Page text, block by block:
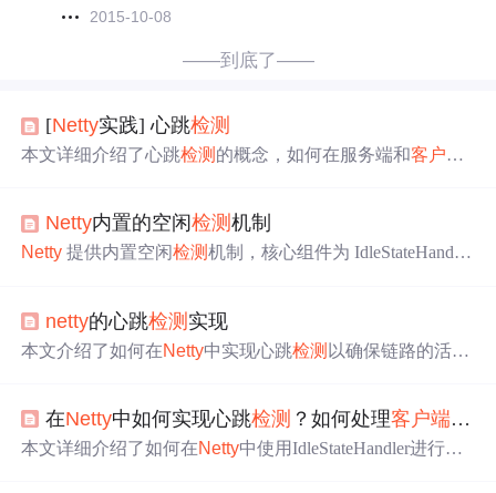
2015-10-08
——到底了——
[Netty实践] 心跳检测
本文详细介绍了心跳检测 的概念，如何在服务端和客户端
中实现服务端和服务端的客户端
过程和结果。
Netty内置的空闲检测机制
Netty 提供内置空闲检测机制，核心组件为 IdleStateHandle
了 客户端心跳和服务器端检测
在时间设置、心跳消息、异常处理方面的注意事项。
netty的心跳检测 实现
本文介绍了如何在Netty中实现心跳检测 以确保链路的活跃
户端则在`ClientIdleHandler`中检测到全部空闲状态时发送
心跳包。异常处理部分使用`exceptionCaught`方法处理可能
在Netty中如何实现心跳检测 ？如何处理客户端和
本文详细介绍了如何在Netty中使用IdleStateHandler进行心